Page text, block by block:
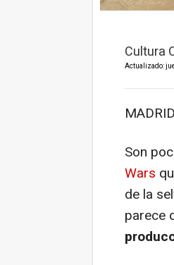
Cultura
Actualizado:
Son
Wars
de la
parece